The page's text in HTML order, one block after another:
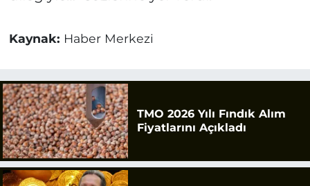
Kaynak: Haber Merkezi
TMO 2026 Yılı Fındık Alım
Fiyatlarını Açıkladı